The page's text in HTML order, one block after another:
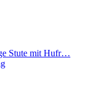
Stute mit Hufr…